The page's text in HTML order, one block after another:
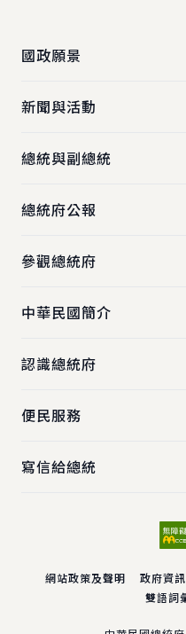
國政願景
新聞與活動
總統與副總統
總統府公報
參觀總統府
中華民國簡介
認識總統府
便民服務
寫信給總統
網站政策及聲明 政府資
雙語詞